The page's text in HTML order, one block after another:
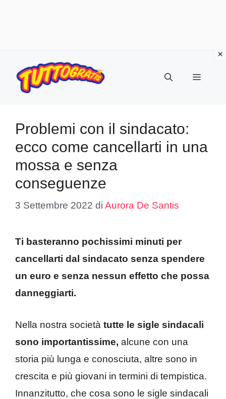
contenuto
Menu
Problemi con il sindacato:
ecco come cancellarti in una
mossa e senza
conseguenze
3 Settembre 2022 di Aurora De Santis
Ti basteranno pochissimi minuti per
cancellarti dal sindacato senza spendere
un euro e senza nessun effetto che possa
danneggiarti.
Nella nostra società tutte le sigle sindacali
sono importantissime, alcune con una
storia più lunga e conosciuta, altre sono in
crescita e più giovani in termini di tempistica.
Innanzitutto, che cosa sono le sigle sindacali